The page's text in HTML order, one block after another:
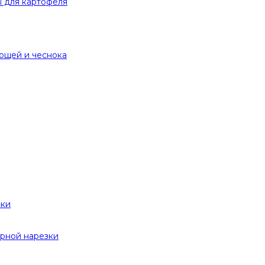
и чеснока
нарезки